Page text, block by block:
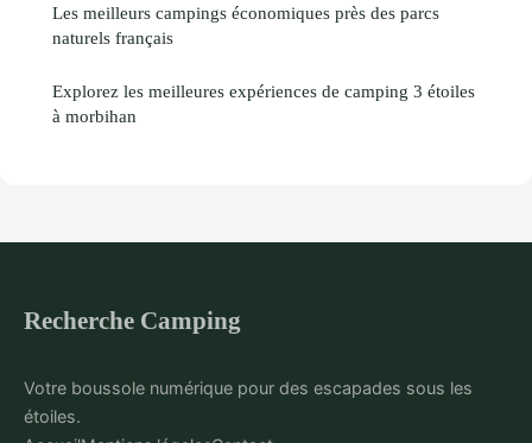
Les meilleurs campings économiques près des parcs
naturels français
Explorez les meilleures expériences de camping 3 étoiles
à morbihan
Recherche Camping
Votre boussole numérique pour des escapades sous les
étoiles.